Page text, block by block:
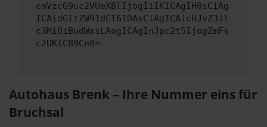
cmVzcG9uc2VUeXBlIjogIiIKICAgIH0sCiAg
ICAidGltZW91dCI6IDAsCiAgICAicHJvZ3Jl
c3MiOiBudWxsLAogICAgInJpc2t5IjogZmFs
c2UKICB9Cn0=
Autohaus Brenk – Ihre Nummer eins für
Bruchsal